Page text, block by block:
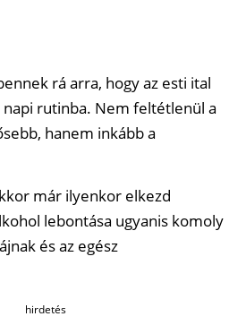
rá arra, hogy az esti ital
rutinba. Nem feltétlenül a
hanem inkább a
már ilyenkor elkezd
lebontása ugyanis komoly
és az egész
hirdetés